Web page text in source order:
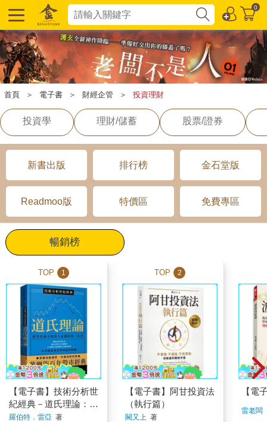
0
首頁 ＞ 電子書 ＞ 財經企管 ＞ 投資理財
投資學 理財/儲蓄 股票/證券
新書出版 排行榜 金石堂版
Readmoo版 特價區 免費專區
暢銷榜
TOP 1
【電子書】技術分析世
紀經典－道氏理論：想
學技術分析的人必備的
羅伯特．雷亞 著
TOP 2
【電子書】阿甘投資法
（執行篇）
闕又上 著
【電
雷老闆